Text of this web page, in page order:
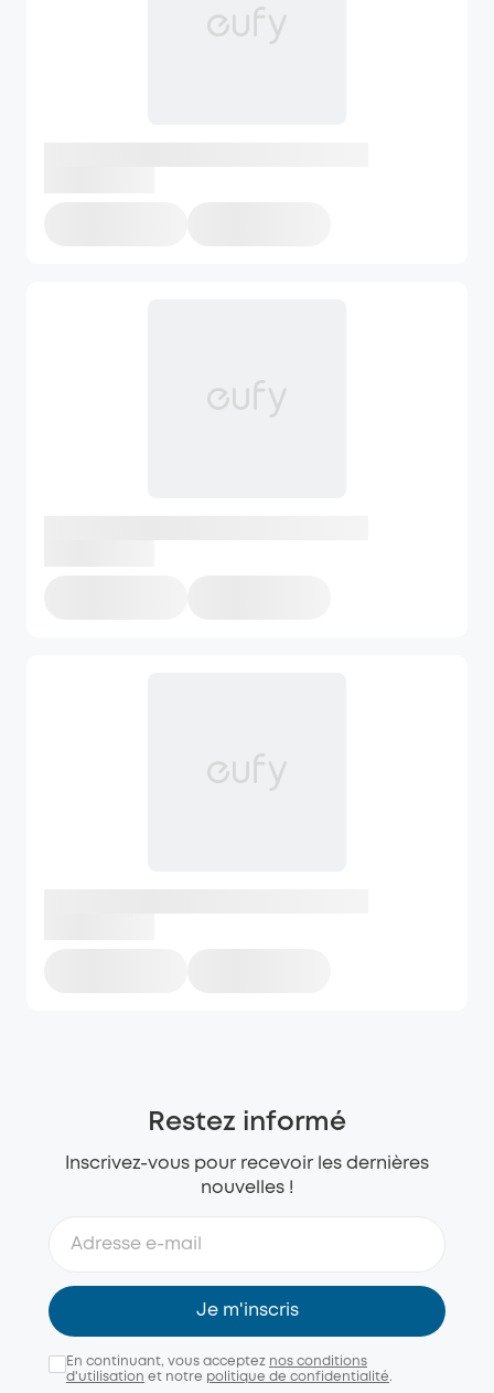
Restez informé
Inscrivez-vous pour recevoir les dernières
nouvelles !
Je m'inscris
En continuant, vous acceptez nos conditions
d'utilisation et notre politique de confidentialité.